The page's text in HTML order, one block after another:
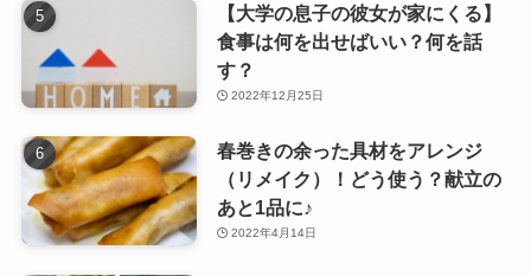
【大学の息子の彼女が家にくる】
食事は何を出せばいい？何を話
す？
2022年12月25日
春巻きの余った具材をアレンジ
（リメイク）！どう使う？献立の
あと1品に♪
2022年4月14日